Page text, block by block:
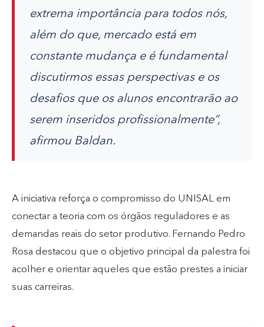
extrema importância para todos nós,
além do que, mercado está em
constante mudança e é fundamental
discutirmos essas perspectivas e os
desafios que os alunos encontrarão ao
serem inseridos profissionalmente”,
afirmou Baldan.
A iniciativa reforça o compromisso do UNISAL em
conectar a teoria com os órgãos reguladores e as
demandas reais do setor produtivo. Fernando Pedro
Rosa destacou que o objetivo principal da palestra foi
acolher e orientar aqueles que estão prestes a iniciar
suas carreiras.